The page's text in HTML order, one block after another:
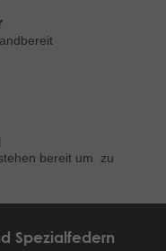
bereit um
zu
Spezialfedern